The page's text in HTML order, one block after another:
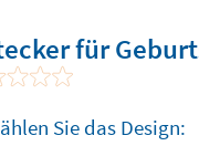
für
Sie das Design: